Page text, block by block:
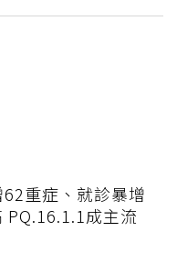
重症、就診暴增
PQ.16.1.1成主流